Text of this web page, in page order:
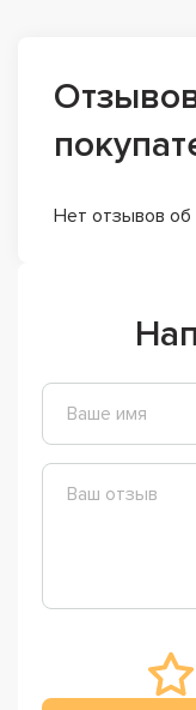
Нет отзывов об